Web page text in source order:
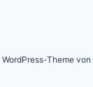
Theme von